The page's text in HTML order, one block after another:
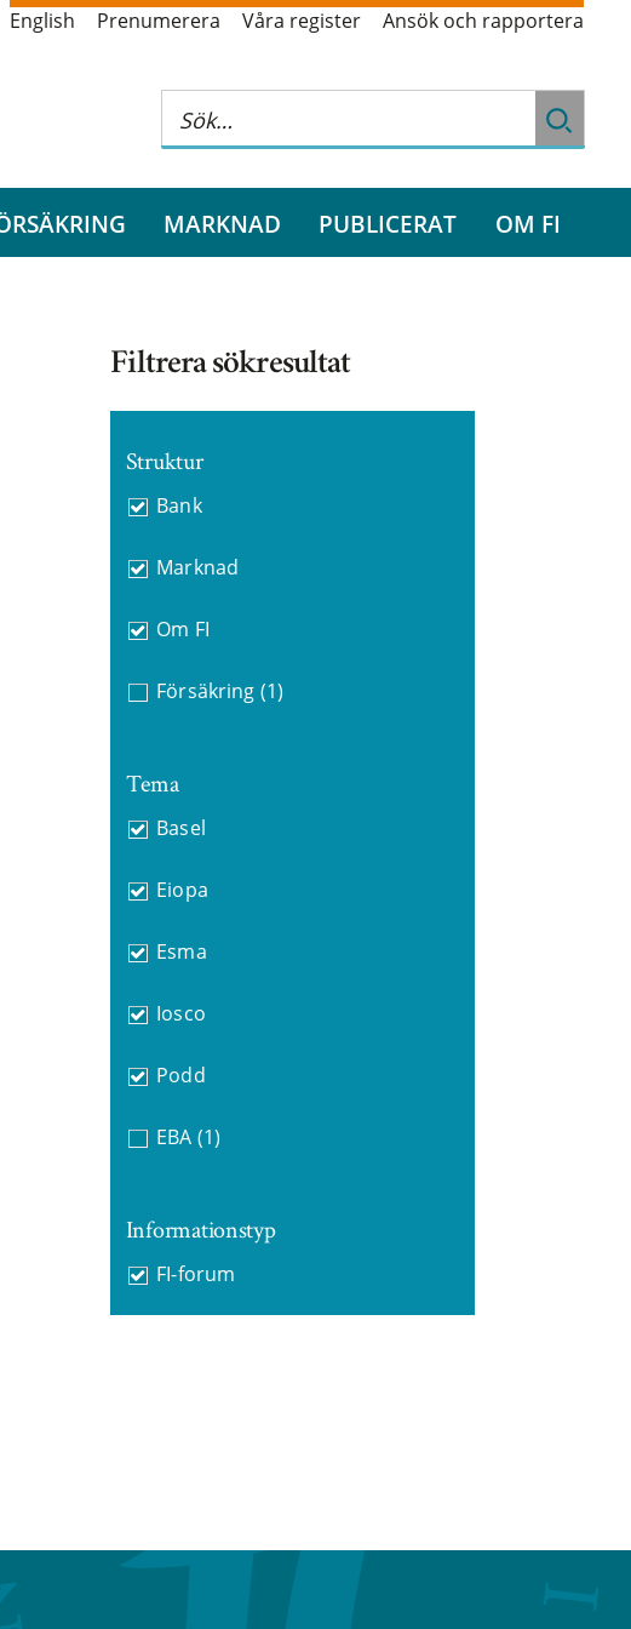
English Prenumerera Våra register Ansök och rapportera
MARKNAD PUBLICERAT OM FI
Filtrera sökresultat
Struktur
Bank
Marknad
Om FI
Försäkring (1)
Tema
Basel
Eiopa
Esma
Iosco
Podd
EBA (1)
Informationstyp
FI-forum